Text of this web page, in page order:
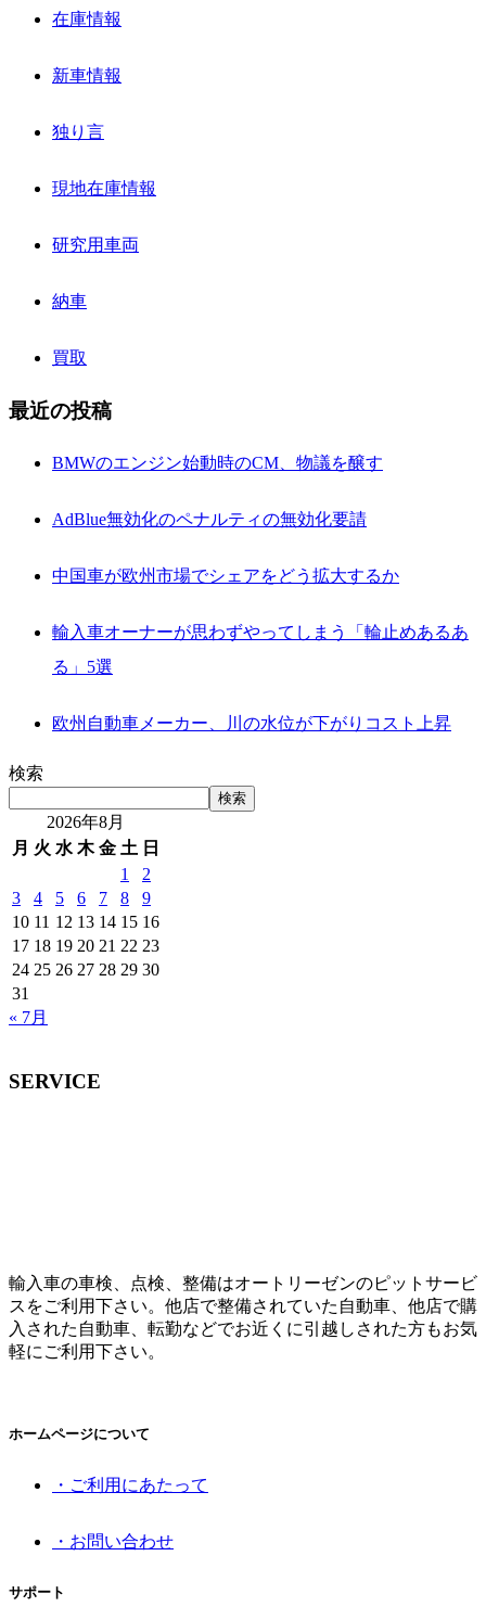
在庫情報
新車情報
独り言
現地在庫情報
研究用車両
納車
買取
最近の投稿
BMWのエンジン始動時のCM、物議を醸す
AdBlue無効化のペナルティの無効化要請
中国車が欧州市場でシェアをどう拡大するか
輸入車オーナーが思わずやってしまう「輪止めあるあ
る」5選
欧州自動車メーカー、川の水位が下がりコスト上昇
検索
検索
2026年8月
月 火 水 木 金 土 日
1
2
3
4 5 6 7 8
9
10 11 12 13 14 15 16
17 18 19 20 21 22 23
24 25 26 27 28 29 30
31
« 7月
SERVICE
輸入車の車検、点検、整備はオートリーゼンのピットサービ
スをご利用下さい。他店で整備されていた自動車、他店で購
入された自動車、転勤などでお近くに引越しされた方もお気
軽にご利用下さい。
ホームページについて
・ご利用にあたって
・お問い合わせ
サポート